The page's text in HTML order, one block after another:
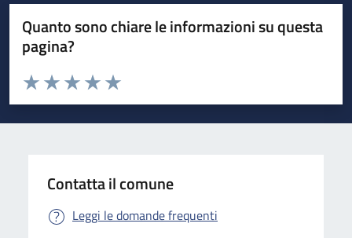
Quanto sono chiare le informazioni su questa
pagina?
Valuta da 1 a 5 stelle la pagina
Valuta 5 stelle su 5
Valuta 4 stelle su 5
Valuta 3 stelle su 5
Valuta 2 stelle su 5
Valuta 1 stelle su 5
Contatta il comune
Leggi le domande frequenti